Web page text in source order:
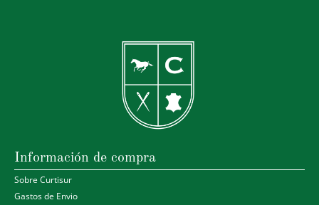
Información de compra
Sobre Curtisur
Gastos de Envio